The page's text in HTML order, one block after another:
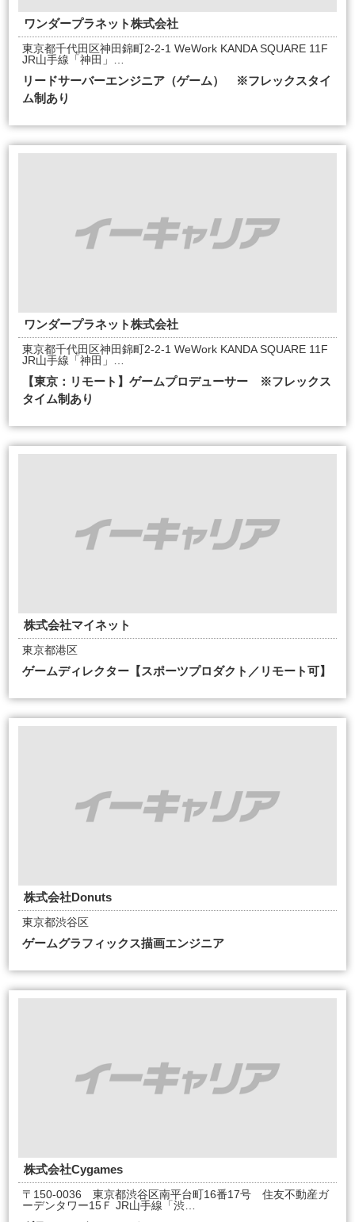
ワンダープラネット株式会社
東京都千代田区神田錦町2-2-1 WeWork KANDA SQUARE 11F
JR山手線「神田」…
リードサーバーエンジニア（ゲーム） ※フレックスタイ
ム制あり
ワンダープラネット株式会社
東京都千代田区神田錦町2-2-1 WeWork KANDA SQUARE 11F
JR山手線「神田」…
【東京：リモート】ゲームプロデューサー ※フレックス
タイム制あり
株式会社マイネット
東京都港区
ゲームディレクター【スポーツプロダクト／リモート可】
株式会社Donuts
東京都渋谷区
ゲームグラフィックス描画エンジニア
株式会社Cygames
〒150-0036 東京都渋谷区南平台町16番17号 住友不動産ガ
ーデンタワー15Ｆ JR山手線「渋…